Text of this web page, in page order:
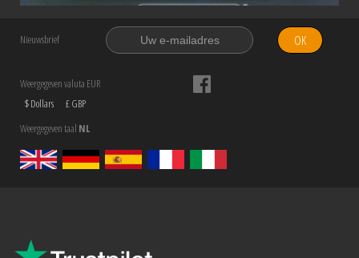
Nieuwsbrief OK
Weergegeven valuta EUR
$ Dollars
£ GBP
Weergegeven taal NL